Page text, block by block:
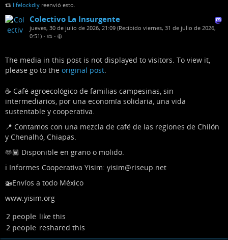
lifelockdiy reenvió esto.
Colectivo La Insurgente
jueves, 30 de julio de 2026, 21:09 (Recibido viernes, 31 de julio de 2026,
0:51) • •
The media in this post is not displayed to visitors. To view it,
please go to the original post.
☕ Café agroecológico de familias campesinas, sin
intermediarios, por una economía solidaria, una vida
sustentable y cooperativa.
📍 Contamos con una mezcla de café de las regiones de Chilón
y Chenalhó, Chiapas.
🫶🏾 Disponible en grano o molido.
ℹ️ Informes Cooperativa Yisim: yisim@riseup.net
🚁Envíos a todo México
www.yisim.org
2 people like this
2 people reshared this